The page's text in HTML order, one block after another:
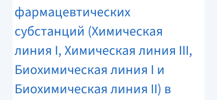
фармацевтических
субстанций (Химическая
линия I, Химическая линия III,
Биохимическая линия I и
Биохимическая линия II) в